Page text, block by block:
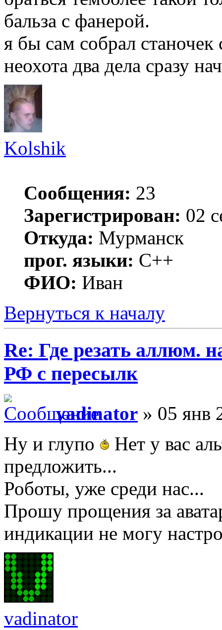
бальза с фанерой.
я бы сам собрал станочек
неохота два дела сразу
Kolshik
Сообщения: 23
Зарегистрирован: 02
Откуда: Мурманск
прог. языки: C++
ФИО: Иван
Вернуться к началу
Re: Где резать аллюм.
РФ с пересылк
vadinator » 05 янв
Ну и глупо
Нет у вас
предложить...
Роботы, уже среди нас...
Прошу прощения за
индикации не могу
vadinator